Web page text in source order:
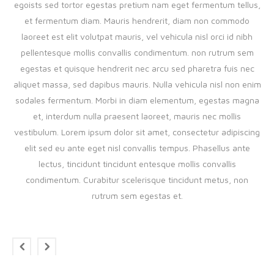
egoists sed tortor egestas pretium nam eget fermentum tellus,
et fermentum diam. Mauris hendrerit, diam non commodo
laoreet est elit volutpat mauris, vel vehicula nisl orci id nibh
pellentesque mollis convallis condimentum. non rutrum sem
egestas et quisque hendrerit nec arcu sed pharetra fuis nec
aliquet massa, sed dapibus mauris. Nulla vehicula nisl non enim
sodales fermentum. Morbi in diam elementum, egestas magna
et, interdum nulla praesent laoreet, mauris nec mollis
vestibulum. Lorem ipsum dolor sit amet, consectetur adipiscing
elit sed eu ante eget nisl convallis tempus. Phasellus ante
lectus, tincidunt tincidunt entesque mollis convallis
condimentum. Curabitur scelerisque tincidunt metus, non
rutrum sem egestas et.